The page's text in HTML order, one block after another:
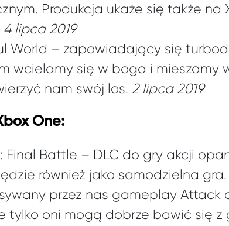
Produkcja ukaże się także na
4 lipca 2019
World – zapowiadający się
wcielamy się w boga i mieszamy
nam swój los. 2 lipca 2019
One:
Final Battle – DLC do gry akcji
również jako samodzielna
przez nas gameplay Attack
tylko oni mogą dobrze bawić się z